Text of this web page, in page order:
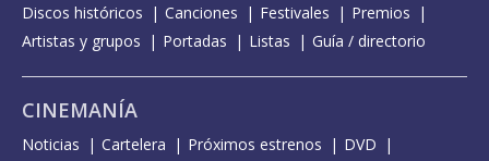
Discos históricos
Canciones Festivales
Premios
Artistas y grupos
Portadas Listas Guía / directorio
CINEMANÍA
Noticias Cartelera Próximos estrenos
DVD